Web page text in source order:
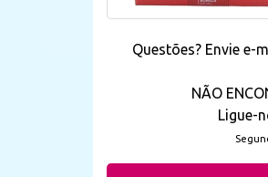
Questões? Envie e-
NÃO
Ligue-